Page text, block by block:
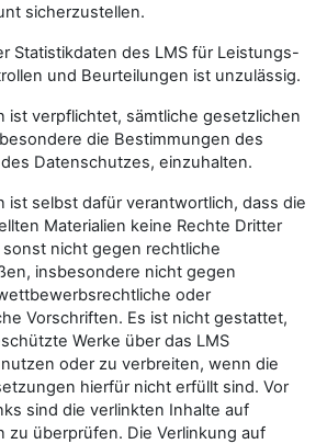
sicherzustellen.
Statistikdaten des LMS für Leistungs-
und Beurteilungen ist unzulässig.
ist verpflichtet, sämtliche gesetzlichen
die Bestimmungen des
Datenschutzes, einzuhalten.
ist selbst dafür verantwortlich, dass die
Materialien keine Rechte Dritter
nicht gegen rechtliche
insbesondere nicht gegen
oder
Vorschriften. Es ist nicht gestattet,
Werke über das LMS
oder zu verbreiten, wenn die
hierfür nicht erfüllt sind. Vor
sind die verlinkten Inhalte auf
zu überprüfen. Die Verlinkung auf